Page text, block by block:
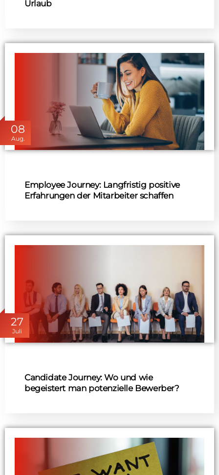
Urlaub
08
Aug.
Employee Journey: Langfristig positive
Erfahrungen der Mitarbeiter schaffen
27
Juli
Candidate Journey: Wo und wie
begeistert man potenzielle Bewerber?